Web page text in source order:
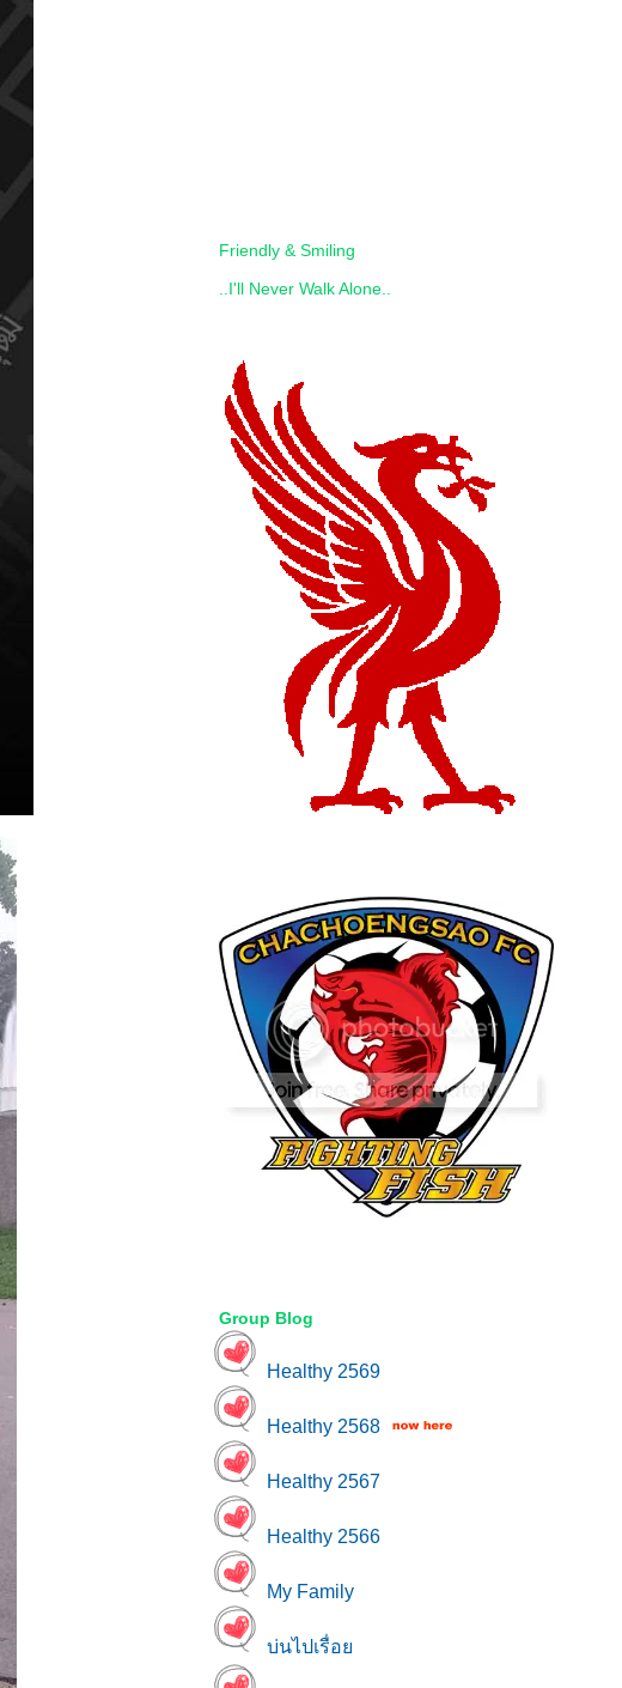
Friendly & Smiling
..I'll Never Walk Alone..
Group Blog
Healthy 2569
Healthy 2568
Healthy 2567
Healthy 2566
My Family
บ่นไปเรื่อ